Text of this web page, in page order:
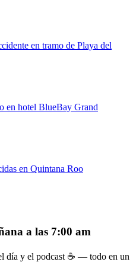
en tramo de Playa del
en hotel BlueBay Grand
en Quintana Roo
a las 7:00 am
día y el podcast ☕ — todo en un